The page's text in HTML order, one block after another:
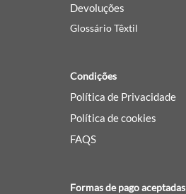
Devoluções
Glossário Têxtil
Condições
Política de Privacidade
Política de cookies
FAQS
Formas de pago aceptadas